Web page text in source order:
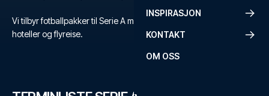
INSPIRASJON
KONTAKT
OM OSS
Vi tilbyr fotballpakker til Serie A med kampbilletter, utvalgte
hoteller og flyreise.